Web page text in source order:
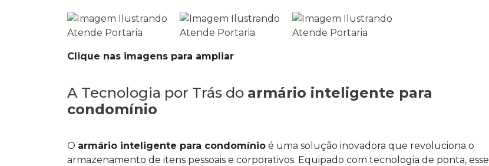
Clique nas imagens para ampliar
A Tecnologia por Trás do armário inteligente para
condomínio
O armário inteligente para condomínio é uma solução inovadora que revoluciona o
armazenamento de itens pessoais e corporativos. Equipado com tecnologia de ponta, esse